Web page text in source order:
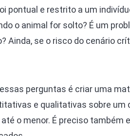
pontual e restrito a um
o animal for solto? É um
Ainda, se o risco do cenário
perguntas é criar uma
e qualitativas sobre um
o menor. É preciso